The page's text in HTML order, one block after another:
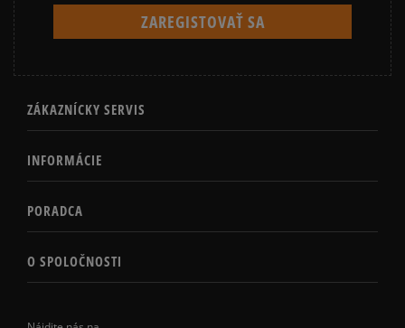
ZÁKAZNÍCKY SERVIS
INFORMÁCIE
PORADCA
O SPOLOČNOSTI